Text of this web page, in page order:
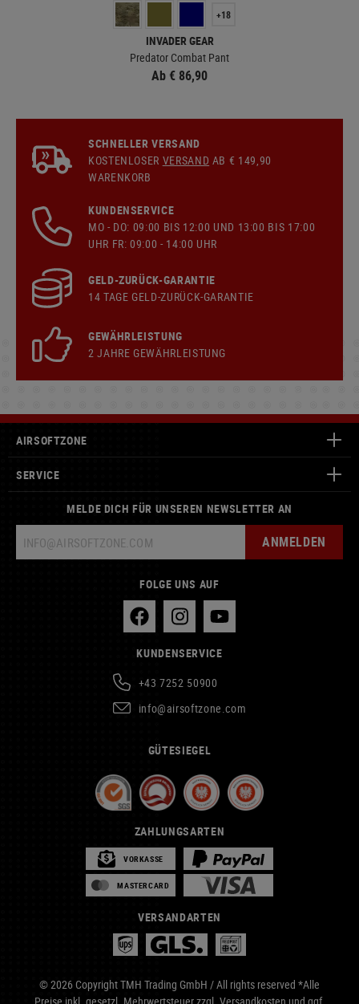
+18
INVADER GEAR
Predator Combat Pant
Ab € 86,90
SCHNELLER VERSAND
KOSTENLOSER VERSAND AB € 149,90
WARENKORB
KUNDENSERVICE
MO - DO: 09:00 BIS 12:00 UND 13:00 BIS 17:00
UHR FR: 09:00 - 14:00 UHR
GELD-ZURÜCK-GARANTIE
14 TAGE GELD-ZURÜCK-GARANTIE
GEWÄHRLEISTUNG
2 JAHRE GEWÄHRLEISTUNG
AIRSOFTZONE
SERVICE
MELDE DICH FÜR UNSEREN NEWSLETTER AN
ANMELDEN
FOLGE UNS AUF
KUNDENSERVICE
+43 7252 50900
info@airsoftzone.com
GÜTESIEGEL
ZAHLUNGSARTEN
VORKASSE
MASTERCARD
VERSANDARTEN
© 2026 Copyright TMH Trading GmbH / All rights reserved *Alle